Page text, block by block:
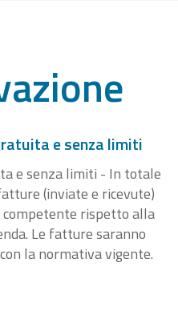
e senza limiti
e senza limiti - In totale
(inviate e ricevute)
competente rispetto alla
Le fatture saranno
la normativa vigente.